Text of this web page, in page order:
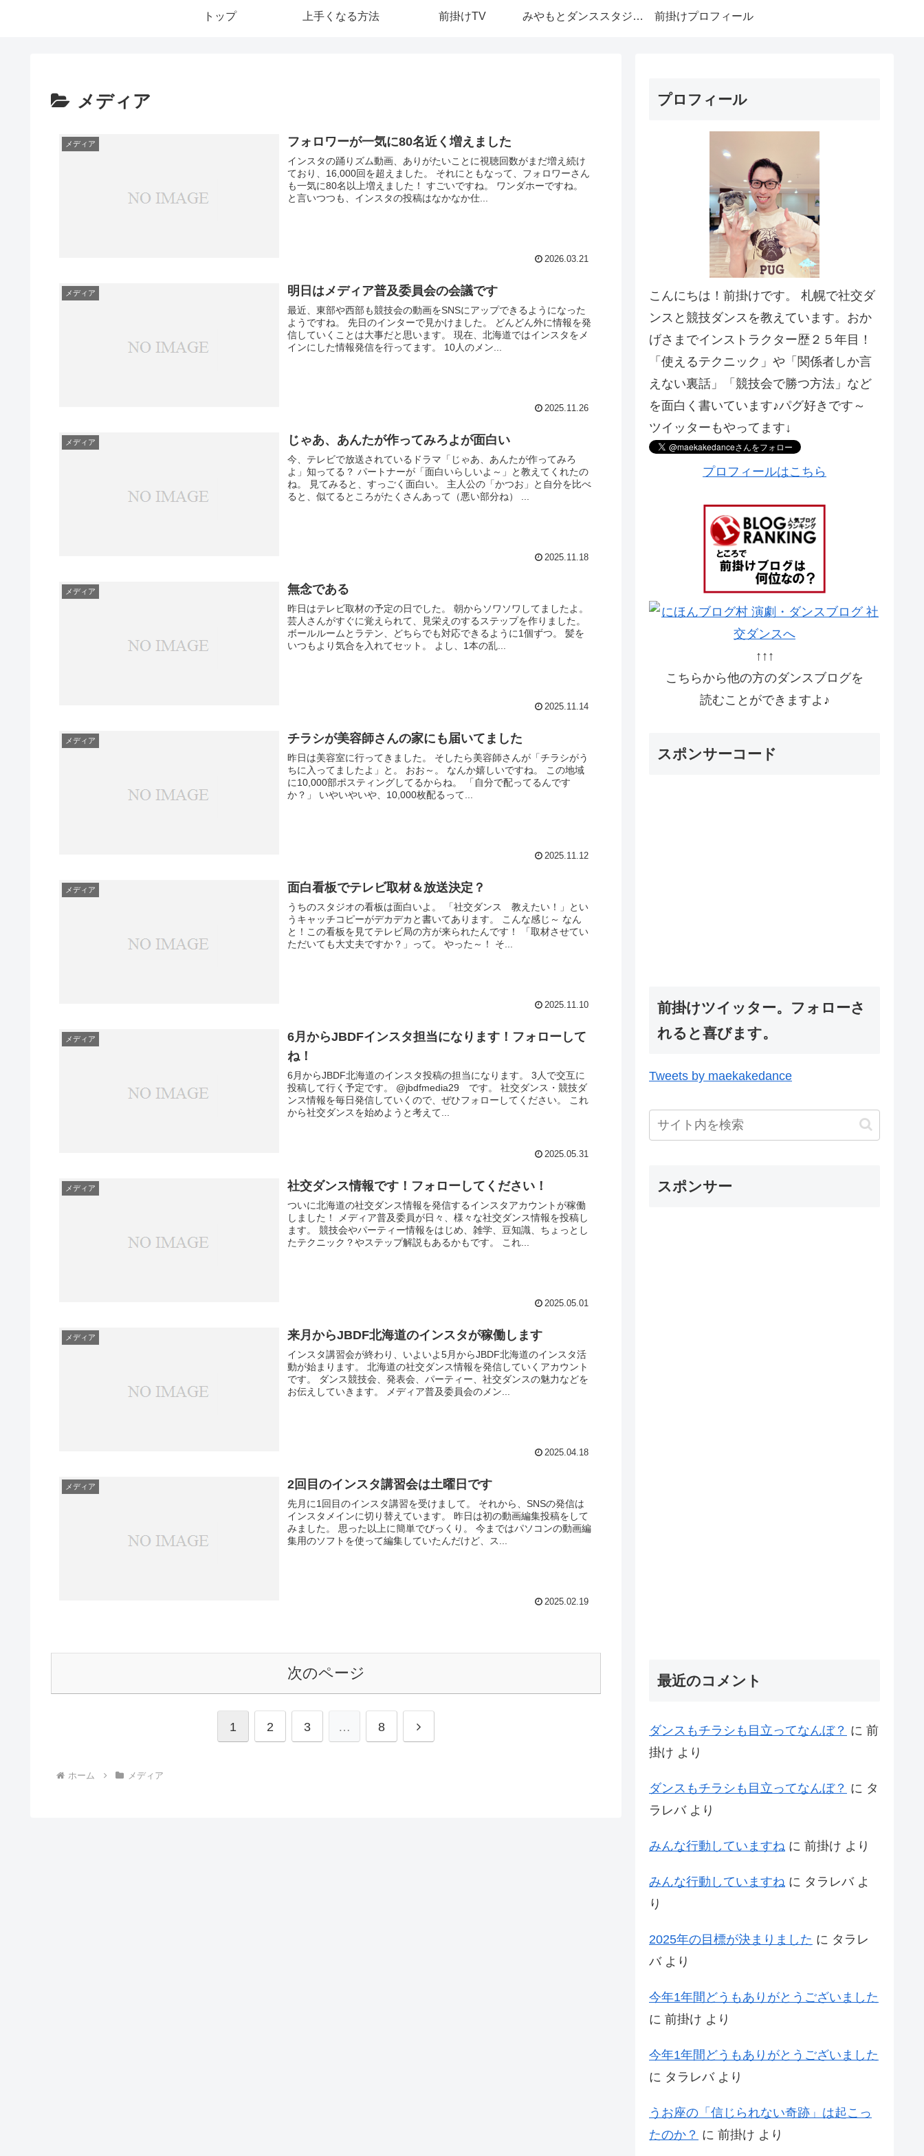
トップ 上手くなる方法 前掛けTV みやもとダンススタジオ札幌 前掛けプロフィール
メディア
メディア フォロワーが一気に80名近く増えました
インスタの踊りズム動画、ありがたいことに視聴回数がまだ増え続け
ており、16,000回を超えました。 それにともなって、フォロワーさん
も一気に80名以上増えました！ すごいですね。 ワンダホーですね。
と言いつつも、インスタの投稿はなかなか仕...
2026.03.21
メディア 明日はメディア普及委員会の会議です
最近、東部や西部も競技会の動画をSNSにアップできるようになった
ようですね。 先日のインターで見かけました。 どんどん外に情報を発
信していくことは大事だと思います。 現在、北海道ではインスタをメ
インにした情報発信を行ってます。 10人のメン...
2025.11.26
メディア じゃあ、あんたが作ってみろよが面白い
今、テレビで放送されているドラマ「じゃあ、あんたが作ってみろ
よ」知ってる？ パートナーが「面白いらしいよ～」と教えてくれたの
ね。 見てみると、すっごく面白い。 主人公の「かつお」と自分を比べ
ると、似てるところがたくさんあって（悪い部分ね） ...
2025.11.18
メディア 無念である
昨日はテレビ取材の予定の日でした。 朝からソワソワしてましたよ。
芸人さんがすぐに覚えられて、見栄えのするステップを作りました。
ボールルームとラテン、どちらでも対応できるように1個ずつ。 髪を
いつもより気合を入れてセット。 よし、1本の乱...
2025.11.14
メディア チラシが美容師さんの家にも届いてました
昨日は美容室に行ってきました。 そしたら美容師さんが「チラシがう
ちに入ってましたよ」と。 おお～。 なんか嬉しいですね。 この地域
に10,000部ポスティングしてるからね。 「自分で配ってるんです
か？」 いやいやいや、10,000枚配るって...
2025.11.12
メディア 面白看板でテレビ取材＆放送決定？
うちのスタジオの看板は面白いよ。 「社交ダンス 教えたい！」とい
うキャッチコピーがデカデカと書いてあります。 こんな感じ～ なん
と！この看板を見てテレビ局の方が来られたんです！ 「取材させてい
ただいても大丈夫ですか？」って。 やった～！ そ...
2025.11.10
メディア
6月からJBDFインスタ担当になります！フォローして
ね！
6月からJBDF北海道のインスタ投稿の担当になります。 3人で交互に
投稿して行く予定です。 @jbdfmedia29 です。 社交ダンス・競技ダ
ンス情報を毎日発信していくので、ぜひフォローしてください。 これ
から社交ダンスを始めようと考えて...
2025.05.31
メディア 社交ダンス情報です！フォローしてください！
ついに北海道の社交ダンス情報を発信するインスタアカウントが稼働
しました！ メディア普及委員が日々、様々な社交ダンス情報を投稿し
ます。 競技会やパーティー情報をはじめ、雑学、豆知識、ちょっとし
たテクニック？やステップ解説もあるかもです。 これ...
2025.05.01
メディア 来月からJBDF北海道のインスタが稼働します
インスタ講習会が終わり、いよいよ5月からJBDF北海道のインスタ活
動が始まります。 北海道の社交ダンス情報を発信していくアカウント
です。 ダンス競技会、発表会、パーティー、社交ダンスの魅力などを
お伝えしていきます。 メディア普及委員会のメン...
2025.04.18
メディア 2回目のインスタ講習会は土曜日です
先月に1回目のインスタ講習を受けまして。 それから、SNSの発信は
インスタメインに切り替えています。 昨日は初の動画編集投稿をして
みました。 思った以上に簡単でびっくり。 今まではパソコンの動画編
集用のソフトを使って編集していたんだけど、ス...
2025.02.19
次のページ
1 2 3 … 8 次
ホーム メディア
プロフィール
こんにちは！前掛けです。 札幌で社交ダ
ンスと競技ダンスを教えています。おか
げさまでインストラクター歴２５年目！
「使えるテクニック」や「関係者しか言
えない裏話」「競技会で勝つ方法」など
を面白く書いています♪パグ好きです～
ツイッターもやってます↓
プロフィールはこちら
↑↑↑
こちらから他の方のダンスブログを
読むことができますよ♪
スポンサーコード
前掛けツイッター。フォローさ
れると喜びます。
Tweets by maekakedance
スポンサー
最近のコメント
ダンスもチラシも目立ってなんぼ？ に 前
掛け より
ダンスもチラシも目立ってなんぼ？ に タ
ラレバより
みんな行動していますね に 前掛け より
みんな行動していますね に タラレバよ
り
2025年の目標が決まりました に タラレ
バより
今年1年間どうもありがとうございました
に 前掛け より
今年1年間どうもありがとうございました
に タラレバより
うお座の「信じられない奇跡」は起こっ
たのか？ に 前掛け より